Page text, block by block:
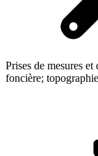
Prises de mesures
foncière;